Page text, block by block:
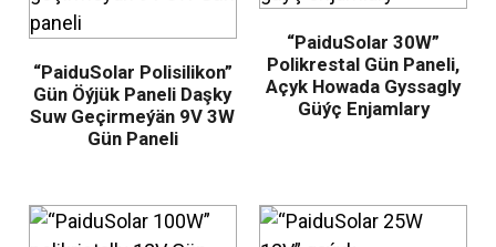
“PaiduSolar Polisilikon”
Gün Öýjük Paneli Daşky
Suw Geçirmeýän 9V 3W
Gün Paneli
“PaiduSolar 30W”
Polikrestal Gün Paneli,
Açyk Howada Gyssagly
Güýç Enjamlary